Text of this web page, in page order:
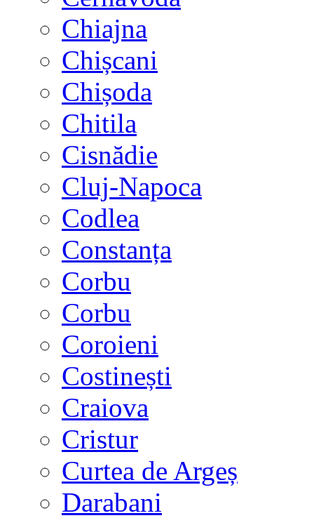
Chiajna
Chișcani
Chișoda
Chitila
Cisnădie
Cluj-Napoca
Codlea
Constanța
Corbu
Corbu
Coroieni
Costinești
Craiova
Cristur
Curtea de Argeș
Darabani